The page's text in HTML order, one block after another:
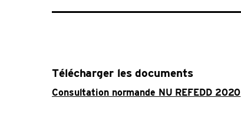
Télécharger les documents
Consultation normande NU REFEDD 2020